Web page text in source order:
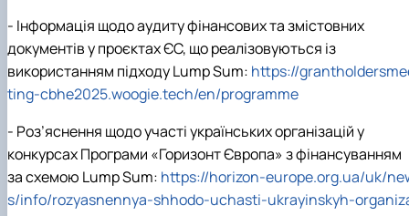
- Інформація щодо аудиту фінансових та змістовних
документів у проєктах ЄС, що реалізовуються із
використанням підходу Lump Sum: https://
ting-cbhe2025.woogie.tech/en/programme
- Роз’яснення щодо участі українських організацій у
конкурсах Програми «Горизонт Європа» з фінансуванням
за схемою Lump Sum: https://horizon-europe.org.ua/uk/
s/info/rozyasnennya-shhodo-uchasti-ukrayinskyh-